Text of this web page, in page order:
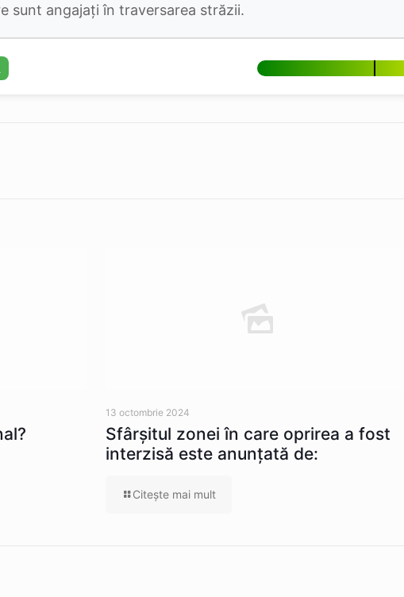
sunt angajați în traversarea străzii.
13 octombrie 2024
Sfârșitul zonei în care oprirea a fost
interzisă este anunțată de:
Citeşte mai mult